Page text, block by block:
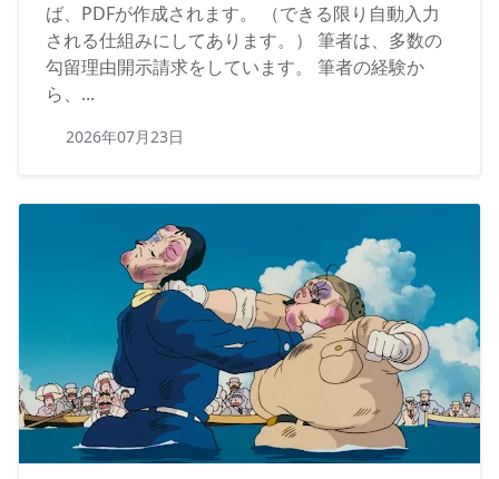
ば、PDFが作成されます。 （できる限り自動入力
される仕組みにしてあります。） 筆者は、多数の
勾留理由開示請求をしています。 筆者の経験か
ら、...
2026年07月23日